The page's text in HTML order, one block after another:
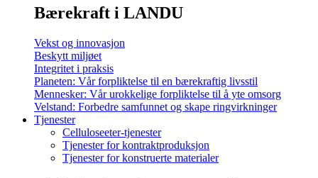
Bærekraft i LANDU
Vekst og innovasjon
Beskytt miljøet
Integritet i praksis
Planeten: Vår forpliktelse til en bærekraftig livsstil
Mennesker: Vår urokkelige forpliktelse til å yte omsorg
Velstand: Forbedre samfunnet og skape ringvirkninger
Tjenester
Celluloseeter-tjenester
Tjenester for kontraktproduksjon
Tjenester for konstruerte materialer